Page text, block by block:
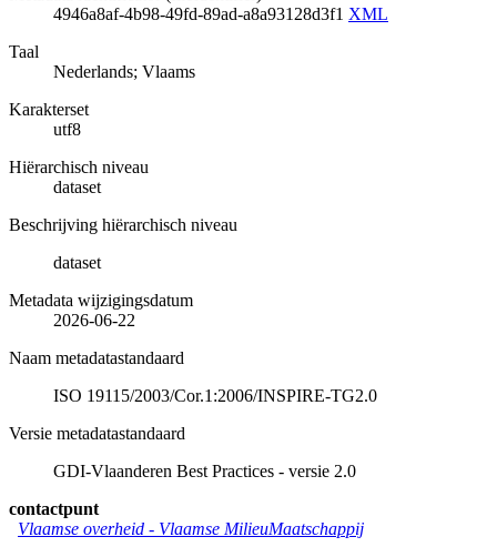
4946a8af-4b98-49fd-89ad-a8a93128d3f1 XML
Taal
Nederlands; Vlaams
Karakterset
utf8
Hiërarchisch niveau
dataset
Beschrijving hiërarchisch niveau
dataset
Metadata wijzigingsdatum
2026-06-22
Naam metadatastandaard
ISO 19115/2003/Cor.1:2006/INSPIRE-TG2.0
Versie metadatastandaard
GDI-Vlaanderen Best Practices - versie 2.0
contactpunt
Vlaamse overheid - Vlaamse MilieuMaatschappij